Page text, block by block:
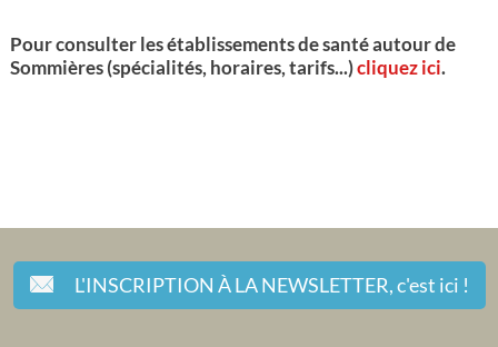
Pour consulter les établissements de santé autour de
Sommières (spécialités, horaires, tarifs...)cliquez ici.
L'INSCRIPTION À LA NEWSLETTER,c'est ici !